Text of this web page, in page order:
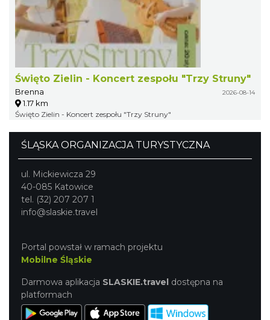
Święto Zielin - Koncert zespołu "Trzy Struny"
Brenna 2026-08-14
1.17 km
Święto Zielin - Koncert zespołu "Trzy Struny"
ŚLĄSKA ORGANIZACJA TURYSTYCZNA
ul. Mickiewicza 29
40-085 Katowice
tel. (32) 207 207 1
info@slaskie.travel
Portal powstał w ramach projektu
Mobilne Śląskie
Darmowa aplikacja SLASKIE.travel dostępna na
platformach